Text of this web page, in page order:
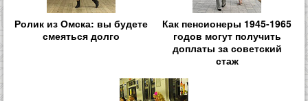
Ролик из Омска: вы будете
смеяться долго
Как пенсионеры 1945-1965
годов могут получить
доплаты за советский
стаж